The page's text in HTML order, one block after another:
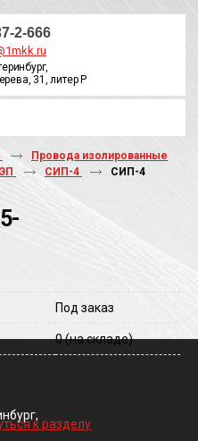
2-666
31, литер Р
Провода изолированные
СИП-4
СИП-4
Под заказ
0(на складе)
к разделу